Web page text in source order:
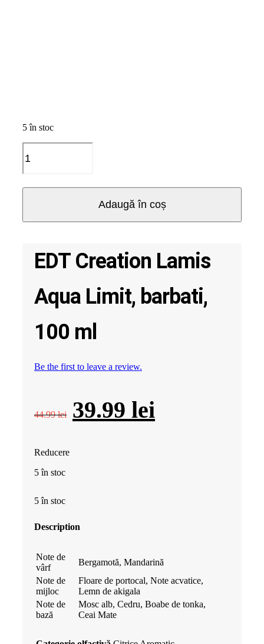
5 în stoc
EDT
Creation
Lamis
barbati,
Adaugă în coș
EDT Creation Lamis
Aqua Limit, barbati,
100 ml
Be the first to leave a review.
44.99lei
Prețul
44.99 lei.
39.99 lei
Reducere
5 în stoc
5 în stoc
Description
Note de
vârf
Bergamotă, Mandarină
Note de
mijloc
Floare de portocal, Note acvatice,
Lemn de akigala
Note de
bază
Mosc alb, Cedru, Boabe de tonka,
Ceai Mate